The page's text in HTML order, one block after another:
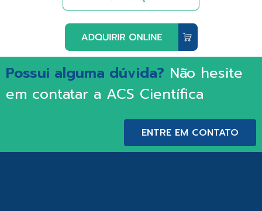
Possui alguma dúvida? Não hesite
em contatar a ACS Científica
ENTRE EM CONTATO